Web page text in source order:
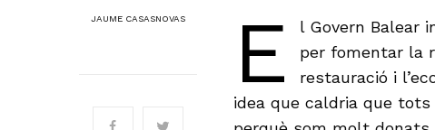
JAUME CASASNOVAS E
l Govern Balear
per fomentar la
restauració i
idea que caldria que